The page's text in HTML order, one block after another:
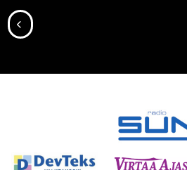
SIIRRY EDELLISEEN